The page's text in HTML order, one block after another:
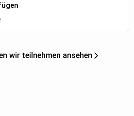
wir teilnehmen ansehen